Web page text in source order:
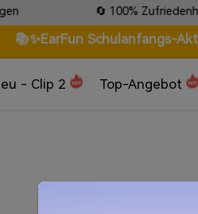
🔄 100%
📚✨EarFun Schulanfangs-
- Clip 2 Top-Angebot